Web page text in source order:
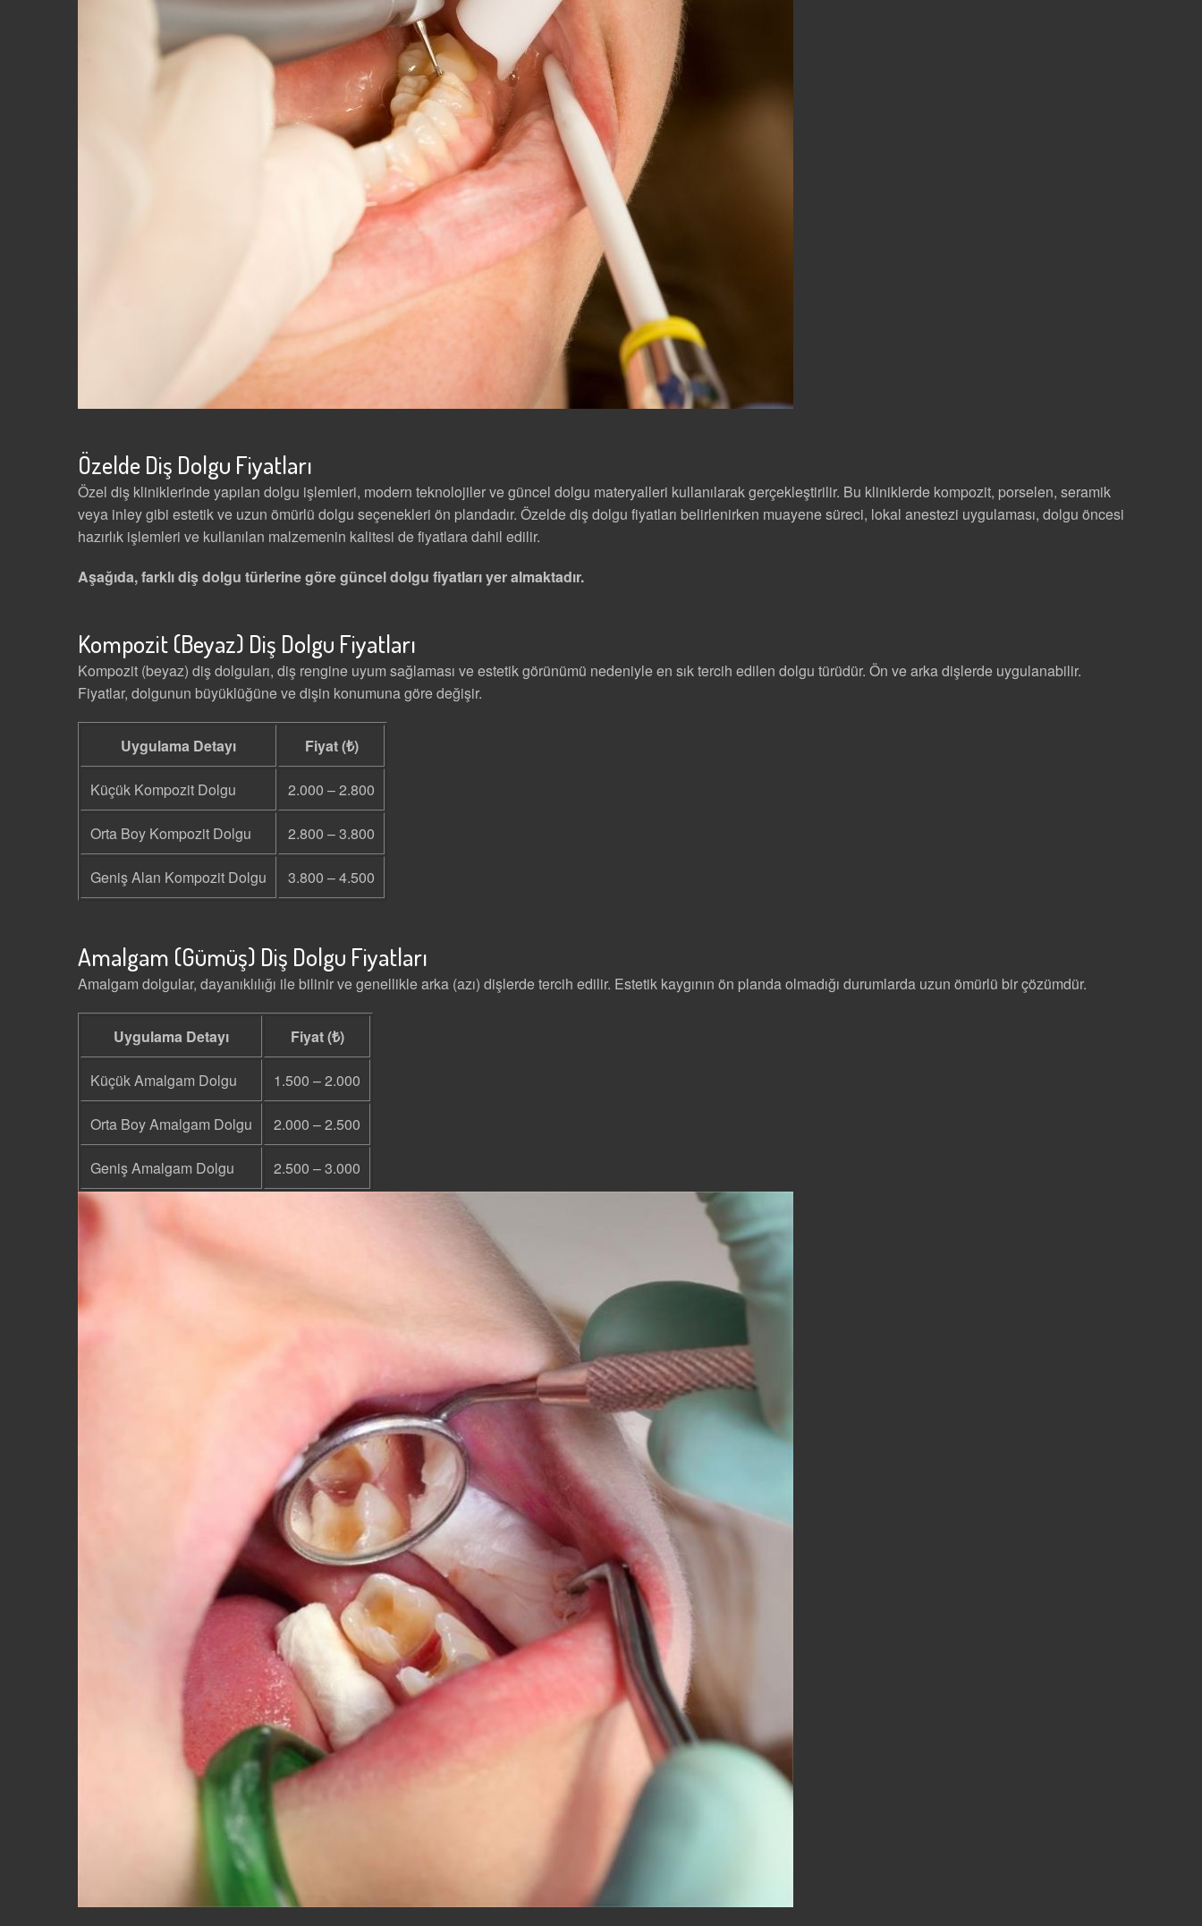
Özelde Diş Dolgu Fiyatları
Özel diş kliniklerinde yapılan dolgu işlemleri, modern teknolojiler ve güncel dolgu materyalleri kullanılarak gerçekleştirilir. Bu kliniklerde kompozit, porselen, seramik
veya inley gibi estetik ve uzun ömürlü dolgu seçenekleri ön plandadır. Özelde diş dolgu fiyatları belirlenirken muayene süreci, lokal anestezi uygulaması, dolgu öncesi
hazırlık işlemleri ve kullanılan malzemenin kalitesi de fiyatlara dahil edilir.
Aşağıda, farklı diş dolgu türlerine göre güncel dolgu fiyatları yer almaktadır.
Kompozit (Beyaz) Diş Dolgu Fiyatları
Kompozit (beyaz) diş dolguları, diş rengine uyum sağlaması ve estetik görünümü nedeniyle en sık tercih edilen dolgu türüdür. Ön ve arka dişlerde uygulanabilir.
Fiyatlar, dolgunun büyüklüğüne ve dişin konumuna göre değişir.
Uygulama Detayı Fiyat (₺)
Küçük Kompozit Dolgu 2.000 – 2.800
Orta Boy Kompozit Dolgu 2.800 – 3.800
Geniş Alan Kompozit Dolgu 3.800 – 4.500
Amalgam (Gümüş) Diş Dolgu Fiyatları
Amalgam dolgular, dayanıklılığı ile bilinir ve genellikle arka (azı) dişlerde tercih edilir. Estetik kaygının ön planda olmadığı durumlarda uzun ömürlü bir çözümdür.
Uygulama Detayı Fiyat (₺)
Küçük Amalgam Dolgu 1.500 – 2.000
Orta Boy Amalgam Dolgu 2.000 – 2.500
Geniş Amalgam Dolgu 2.500 – 3.000